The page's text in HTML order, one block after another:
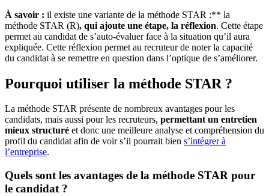
À savoir : il existe une variante de la méthode STAR :** la
méthode STAR (R), qui ajoute une étape, la réflexion. Cette étape
permet au candidat de s’auto-évaluer face à la situation qu’il aura
expliquée. Cette réflexion permet au recruteur de noter la capacité
du candidat à se remettre en question dans l’optique de s’améliorer.
Pourquoi utiliser la méthode STAR ?
La méthode STAR présente de nombreux avantages pour les
candidats, mais aussi pour les recruteurs, permettant un entretien
mieux structuré et donc une meilleure analyse et compréhension du
profil du candidat afin de voir s’il pourrait bien s’intégrer à
l’entreprise.
Quels sont les avantages de la méthode STAR pour
le candidat ?